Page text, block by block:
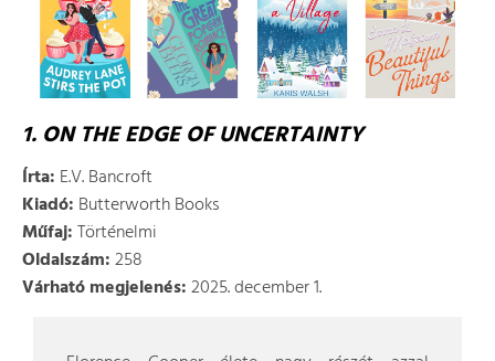
1. ON THE EDGE OF UNCERTAINTY
Írta: E.V. Bancroft
Kiadó: Butterworth Books
Műfaj:Történelmi
Oldalszám:258
Várható megjelenés:2025. december 1.